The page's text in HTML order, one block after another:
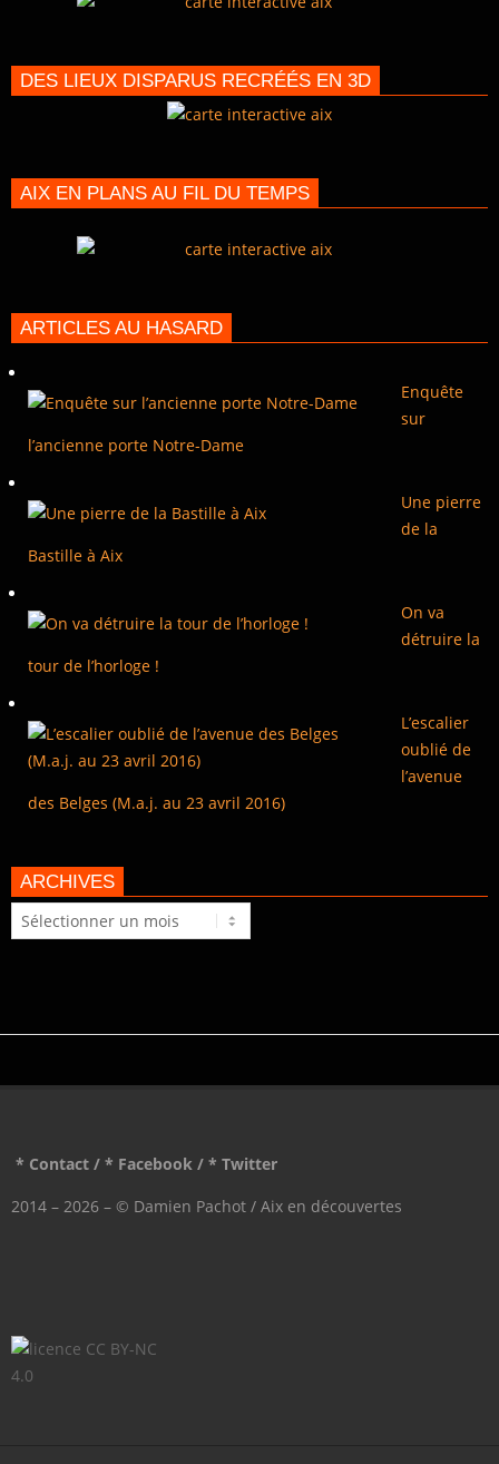
DES LIEUX DISPARUS RECRÉÉS EN 3D
AIX EN PLANS AU FIL DU TEMPS
ARTICLES AU HASARD
Enquête
sur
l’ancienne porte Notre-Dame
Une pierre
de la
Bastille à Aix
On va
détruire la
tour de l’horloge !
L’escalier
oublié de
l’avenue
des Belges (M.a.j. au 23 avril 2016)
ARCHIVES
Archives
* Contact / * Facebook / * Twitter
2014 – 2026 – © Damien Pachot / Aix en découvertes